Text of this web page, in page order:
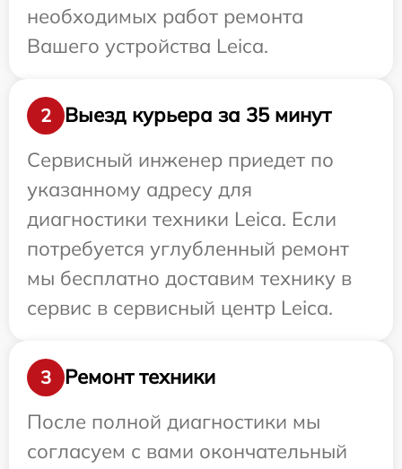
необходимых работ ремонта
Вашего устройства Leica.
2
Выезд курьера за 35 минут
Сервисный инженер приедет по
указанному адресу для
диагностики техники Leica. Если
потребуется углубленный ремонт
мы бесплатно доставим технику в
сервис в сервисный центр Leica.
3
Ремонт техники
После полной диагностики мы
согласуем с вами окончательный